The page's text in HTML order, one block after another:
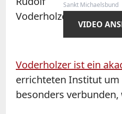
Sankt Michaelsbund
VIDEO
Voderholzer ist ein
errichteten Institut um
besonders